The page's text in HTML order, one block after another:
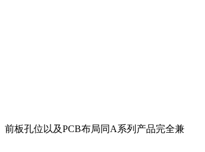
板孔位以及PCB布局同A系列产品完全兼